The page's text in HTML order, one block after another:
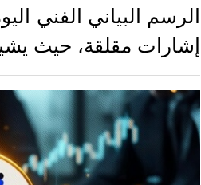
الرسم البياني الفني
إشارات مقلقة، حيث